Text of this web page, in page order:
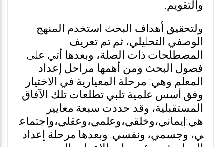
والتقويم.
ولتحقيق أهداف البحث استخدم المنهج
الوصفي التحليلي، ثم تم تعريف
المصطلحات ذات الصلة، وبعدها أتي على
فصول البحث ومن أهمها مراحل إعداد
المعلم وهي: مرحلة المعيارية في الاختيار
وفق أسس علمية تلبي تطلعات تلك الآفاق
المستقبلية، وقد حددت سبعة معايير
هي:إيماني،وخلقي،وعلمي،وعقلي،واجتماع
ي، وجسمي، ونفسي. وبعدها مرحلة إعداد